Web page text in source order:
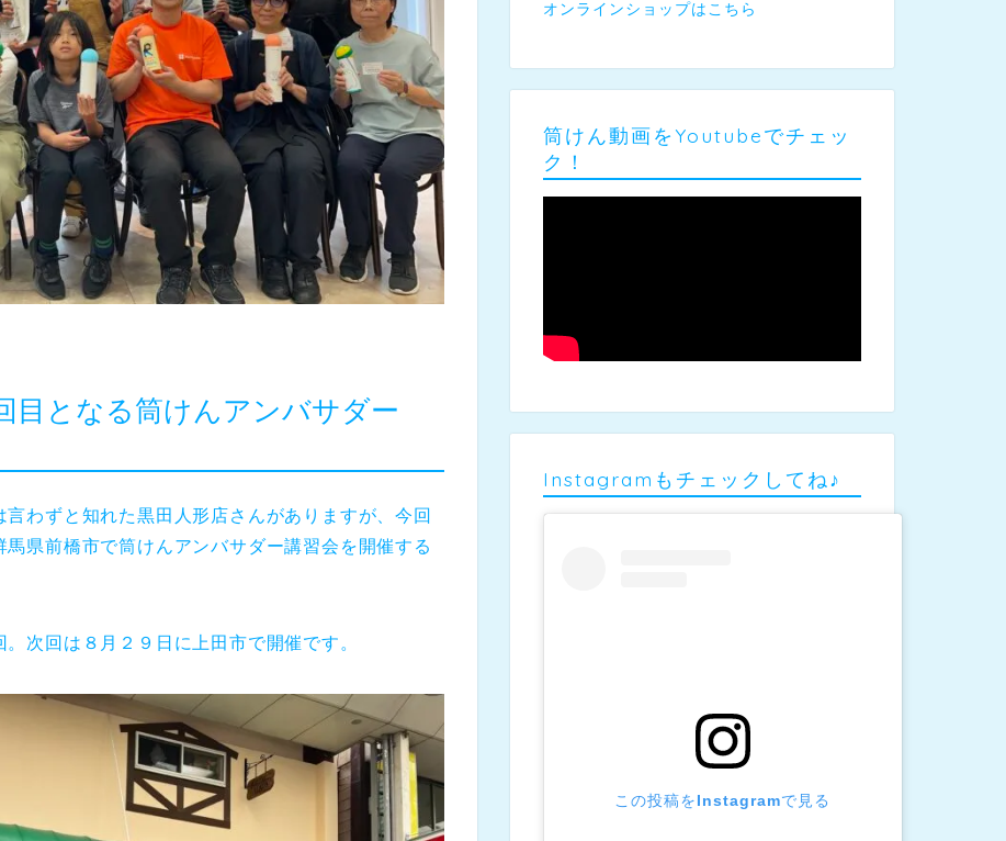
目となる筒けんアンバサダー
わずと知れた黒田人形店さんがありますが、今回
県前橋市で筒けんアンバサダー講習会を開催する
次回は８月２９日に上田市で開催です。
オンラインショップはこちら
筒けん動画をYoutubeでチェッ
ク！
Instagramもチェックしてね♪
この投稿をInstagramで見る